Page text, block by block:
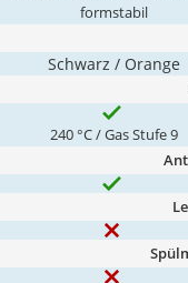
formstabil
Schwarz / Orange
240 °C / Gas Stufe 9